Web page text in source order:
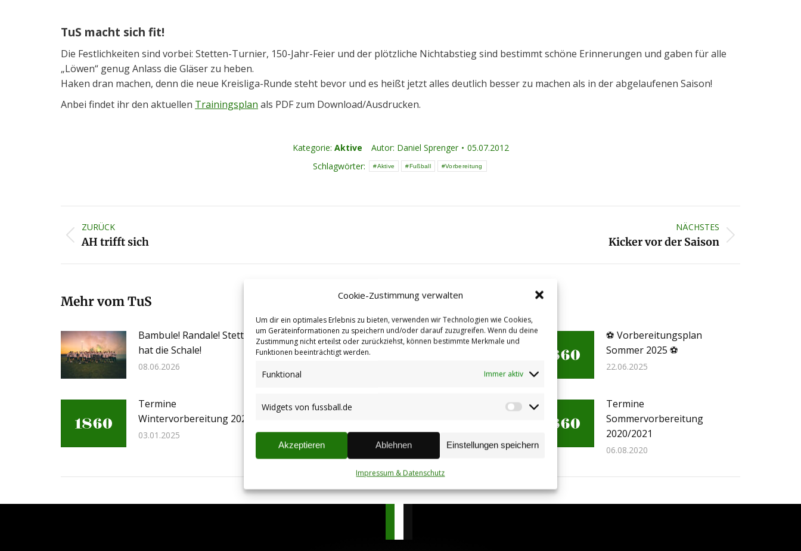
Cookie-Zustimmung verwalten
Um dir ein optimales Erlebnis zu bieten, verwenden wir Technologien wie Cookies,
um Geräteinformationen zu speichern und/oder darauf zuzugreifen. Wenn du deine
Zustimmung nicht erteilst oder zurückziehst, können bestimmte Merkmale und
Funktionen beeinträchtigt werden.
Funktional Immer aktiv
Widgets von fussball.de
Widgets
fussball.de
Akzeptieren Ablehnen Einstellungen speichern
Impressum & Datenschutz
TuS macht sich fit!
Die Festlichkeiten sind vorbei: Stetten-Turnier, 150-Jahr-Feier und der plötzliche Nichtabstieg sind bestimmt schöne Erinnerungen und gaben für alle
„Löwen“ genug Anlass die Gläser zu heben.
Haken dran machen, denn die neue Kreisliga-Runde steht bevor und es heißt jetzt alles deutlich besser zu machen als in der abgelaufenen Saison!
Anbei findet ihr den aktuellen Trainingsplan als PDF zum Download/Ausdrucken.
Kategorie: Aktive Autor: Daniel Sprenger
05.07.2012
Schlagwörter:
Aktive Fußball Vorbereitung
ZURÜCK
Vorheriger
AH trifft sich
NÄCHSTES
Kicker vor der Saison
Mehr vom TuS
Bambule! Randale! Stetten
hat die Schale!
08.06.2026
Mannschaftsfoto Herren,
⚽ Vorbereitungsplan
Sommer 2025 ⚽
22.06.2025
Termine
Wintervorbereitung 2025
03.01.2025
2024/2025
28.06.2024
Termine
Sommervorbereitung
2020/2021
06.08.2020